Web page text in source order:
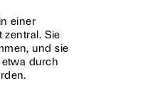
einer
Sie
und sie
durch